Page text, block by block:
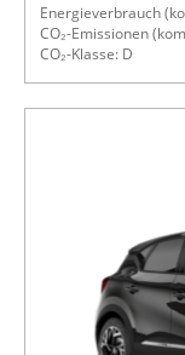
Energieverbrauch
CO₂-Emissionen
CO₂-Klasse: D